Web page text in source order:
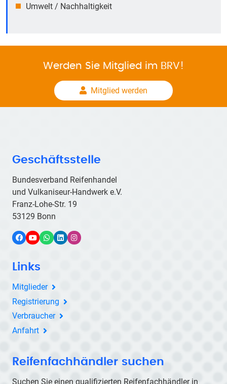
Umwelt / Nachhaltigkeit
Werden Sie Mitglied im BRV!
Mitglied werden
Geschäftsstelle
Bundesverband Reifenhandel
und Vulkaniseur-Handwerk e.V.
Franz-Lohe-Str. 19
53129 Bonn
FacebookYouTubeWhatsApp
LinkedInInstagram
Links
Mitglieder
Registrierung
Verbraucher
Anfahrt
Reifenfachhändler suchen
Suchen Sie einen qualifizierten Reifenfachhändler in